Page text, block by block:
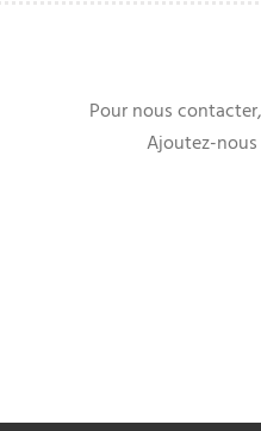
Pour nous
Ajoutez-